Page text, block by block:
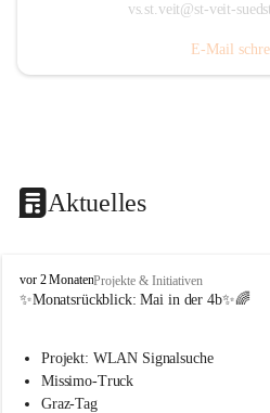
vs.st.veit@st-veit-
E-Mail
Aktuelles
V
o
s
s
c
vor 2 MonatenProjekte & Initiativen
✨Monatsrückblick: Mai in der 4b✨🌈
Projekt: WLAN Signalsuche
Missimo-Truck
Graz-Tag